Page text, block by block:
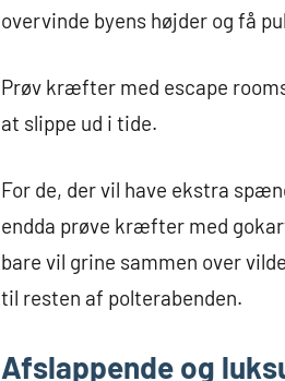
overvinde byens højder og få
Prøv kræfter med escape
at slippe ud i tide.
For de, der vil have ekstra
endda prøve kræfter med
bare vil grine sammen over
til resten af polterabenden.
Afslappende og